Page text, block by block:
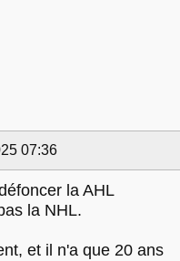
07:36
la AHL
la NHL.
et il n'a que 20 ans